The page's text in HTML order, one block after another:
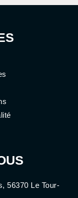
56370 Le Tour-